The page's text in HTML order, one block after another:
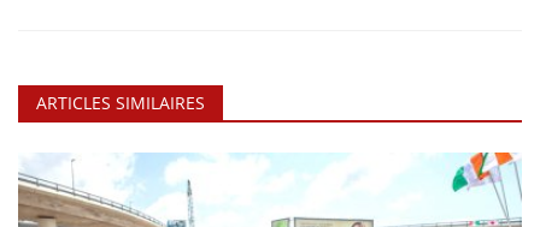
ARTICLES SIMILAIRES